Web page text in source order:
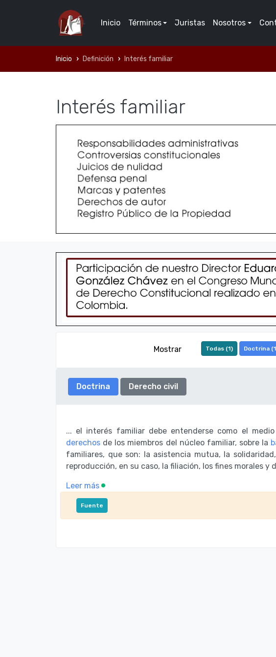
Inicio Términos Juristas Nosotros
Inicio Definición Interés familiar
Interés familiar
Mostrar Todas (1) Doctrina (1
Doctrina Derecho civil
... el interés familiar debe entenderse como el
derechos de los miembros del núcleo familiar, sobre la
familiares, que son: la asistencia mutua, la
reproducción, en su caso, la filiación, los fines morales y
Leer más
Fuente